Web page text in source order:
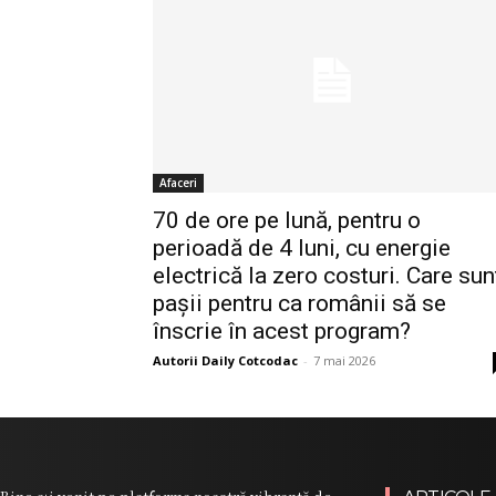
Afaceri
70 de ore pe lună, pentru o
perioadă de 4 luni, cu energie
electrică la zero costuri. Care
pașii pentru ca românii să se
înscrie în acest program?
Autorii Daily Cotcodac - 7 mai 2026